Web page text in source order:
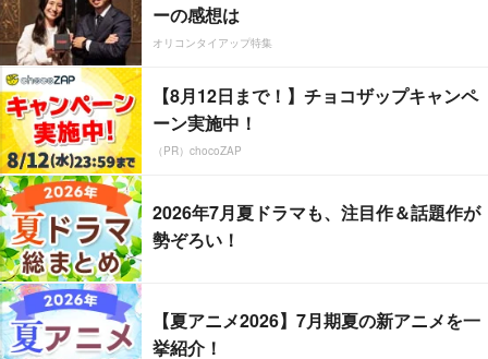
ーの感想は
オリコンタイアップ特集
【8月12日まで！】チョコザップキャンペ
ーン実施中！
（PR）chocoZAP
2026年7月夏ドラマも、注目作＆話題作が
勢ぞろい！
【夏アニメ2026】7月期夏の新アニメを一
挙紹介！